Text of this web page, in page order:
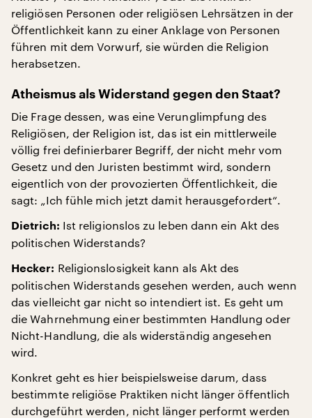
religiösen Personen oder religiösen Lehrsätzen in der
Öffentlichkeit kann zu einer Anklage von Personen
führen mit dem Vorwurf, sie würden die Religion
herabsetzen.
Atheismus als Widerstand gegen den Staat?
Die Frage dessen, was eine Verunglimpfung des
Religiösen, der Religion ist, das ist ein mittlerweile
völlig frei definierbarer Begriff, der nicht mehr vom
Gesetz und den Juristen bestimmt wird, sondern
eigentlich von der provozierten Öffentlichkeit, die
sagt: „Ich fühle mich jetzt damit herausgefordert“.
Dietrich: Ist religionslos zu leben dann ein Akt des
politischen Widerstands?
Hecker: Religionslosigkeit kann als Akt des
politischen Widerstands gesehen werden, auch wenn
das vielleicht gar nicht so intendiert ist. Es geht um
die Wahrnehmung einer bestimmten Handlung oder
Nicht-Handlung, die als widerständig angesehen
wird.
Konkret geht es hier beispielsweise darum, dass
bestimmte religiöse Praktiken nicht länger öffentlich
durchgeführt werden, nicht länger performt werden